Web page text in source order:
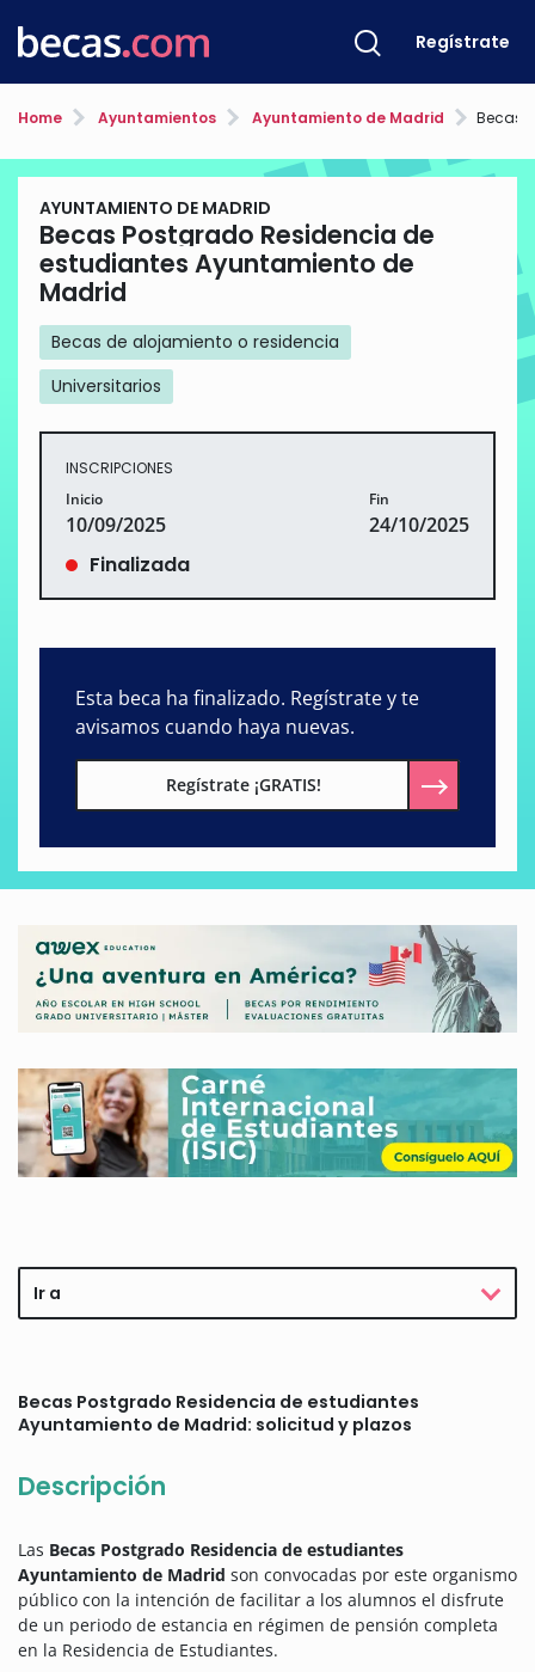
Regístrate
Home Ayuntamientos Ayuntamiento de Madrid Becas
AYUNTAMIENTO DE MADRID
Becas Postgrado Residencia de
estudiantes Ayuntamiento de
Madrid
Becas de alojamiento o residencia
Universitarios
INSCRIPCIONES
Inicio
10/09/2025
Fin
24/10/2025
Finalizada
Esta beca ha finalizado. Regístrate y te
avisamos cuando haya nuevas.
Regístrate ¡GRATIS!
Ir a
Becas Postgrado Residencia de estudiantes
Ayuntamiento de Madrid: solicitud y plazos
Descripción
Las Becas Postgrado Residencia de estudiantes
Ayuntamiento de Madrid son convocadas por este organismo
público con la intención de facilitar a los alumnos el disfrute
de un periodo de estancia en régimen de pensión completa
en la Residencia de Estudiantes.